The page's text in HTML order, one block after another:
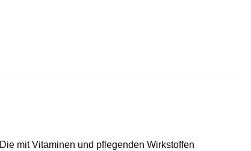
mit Vitaminen und pflegenden Wirkstoffen